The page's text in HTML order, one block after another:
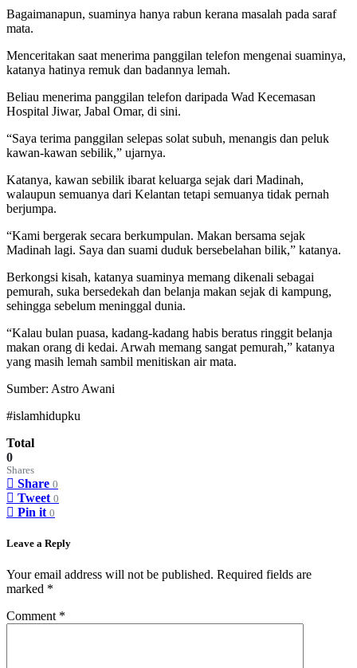
Bagaimanapun, suaminya hanya rabun kerana masalah pada saraf
mata.
Menceritakan saat menerima panggilan telefon mengenai suaminya,
katanya hatinya remuk dan badannya lemah.
Beliau menerima panggilan telefon daripada Wad Kecemasan
Hospital Jiwar, Jabal Omar, di sini.
“Saya terima panggilan selepas solat subuh, menangis dan peluk
kawan-kawan sebilik,” ujarnya.
Katanya, kawan sebilik ibarat keluarga sejak dari Madinah,
walaupun semuanya dari Kelantan tetapi semuanya tidak pernah
berjumpa.
“Kami bergerak secara berkumpulan. Makan bersama sejak
Madinah lagi. Saya dan suami duduk bersebelahan bilik,” katanya.
Berkongsi kisah, katanya suaminya memang dikenali sebagai
pemurah, suka bersedekah dan belanja makan sejak di kampung,
sehingga sebelum meninggal dunia.
“Kalau bulan puasa, kadang-kadang habis beratus ringgit belanja
makan orang di kedai. Arwah memang sangat pemurah,” katanya
yang masih lemah sambil menitiskan air mata.
Sumber: Astro Awani
#islamhidupku
Total
0
Shares
Share 0
Tweet 0
Pin it 0
Leave a Reply
Your email address will not be published. Required fields are
marked *
Comment *